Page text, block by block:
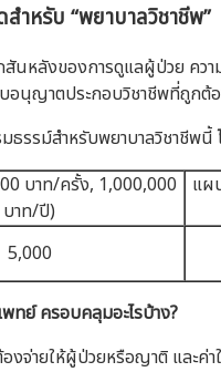
ำหรับ “พยาบาลวิชาชีพ”
นหลังของการดูแลผู้ป่วย คว
บอนุญาตประกอบวิชาชีพที่ถูกต้
ธรรม์สำหรับพยาบาลวิชาชีพนี้
บาท/ครั้ง, 1,000,000
บาท/ปี)
แผ
5,000
ทย์ ครอบคลุมอะไรบ้าง?
จ่ายให้ผู้ป่วยหรือญาติ และค่